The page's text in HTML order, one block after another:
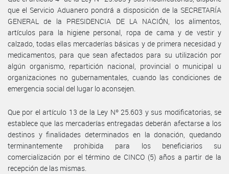
que el Servicio Aduanero pondrá a disposición de la SECRETARÍA
GENERAL de la PRESIDENCIA DE LA NACIÓN, los alimentos,
artículos para la higiene personal, ropa de cama y de vestir y
calzado, todas ellas mercaderías básicas y de primera necesidad y
medicamentos, para que sean afectados para su utilización por
algún organismo, repartición nacional, provincial o municipal u
organizaciones no gubernamentales, cuando las condiciones de
emergencia social del lugar lo aconsejen.
Que por el artículo 13 de la Ley Nº 25.603 y sus modificatorias, se
establece que las mercaderías entregadas deberán afectarse a los
destinos y finalidades determinados en la donación, quedando
terminantemente prohibida para los beneficiarios su
comercialización por el término de CINCO (5) años a partir de la
recepción de las mismas.